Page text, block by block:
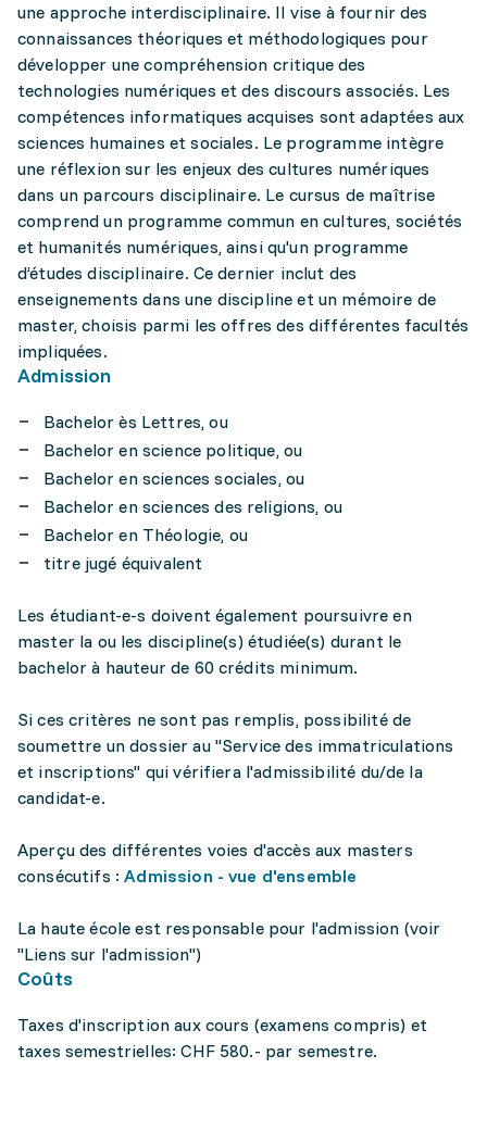
une approche interdisciplinaire. Il vise à fournir des
connaissances théoriques et méthodologiques pour
développer une compréhension critique des
technologies numériques et des discours associés. Les
compétences informatiques acquises sont adaptées aux
sciences humaines et sociales. Le programme intègre
une réflexion sur les enjeux des cultures numériques
dans un parcours disciplinaire. Le cursus de maîtrise
comprend un programme commun en cultures, sociétés
et humanités numériques, ainsi qu'un programme
d’études disciplinaire. Ce dernier inclut des
enseignements dans une discipline et un mémoire de
master, choisis parmi les offres des différentes facultés
impliquées.
Admission
Bachelor ès Lettres, ou
Bachelor en science politique, ou
Bachelor en sciences sociales, ou
Bachelor en sciences des religions, ou
Bachelor en Théologie, ou
titre jugé équivalent
Les étudiant-e-s doivent également poursuivre en
master la ou les discipline(s) étudiée(s) durant le
bachelor à hauteur de 60 crédits minimum.
Si ces critères ne sont pas remplis, possibilité de
soumettre un dossier au "Service des immatriculations
et inscriptions" qui vérifiera l'admissibilité du/de la
candidat-e.
Aperçu des différentes voies d'accès aux masters
consécutifs :Admission - vue d'ensemble
La haute école est responsable pour l'admission (voir
"Liens sur l'admission")
Coûts
Taxes d'inscription aux cours (examens compris) et
taxes semestrielles: CHF 580.- par semestre.